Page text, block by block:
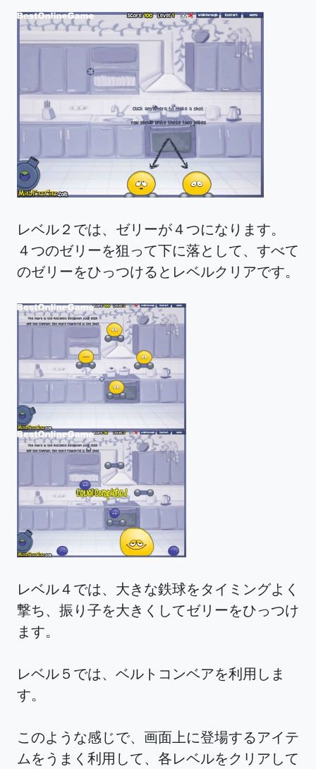
レベル２では、ゼリーが４つになります。
４つのゼリーを狙って下に落として、すべて
のゼリーをひっつけるとレベルクリアです。
レベル４では、大きな鉄球をタイミングよく
撃ち、振り子を大きくしてゼリーをひっつけ
ます。
レベル５では、ベルトコンベアを利用しま
す。
このような感じで、画面上に登場するアイテ
ムをうまく利用して、各レベルをクリアして